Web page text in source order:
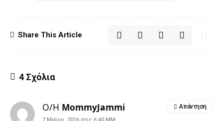
Share This Article
4 Σχόλια
Ο/Η MommyJammi
7 Μαΐου, 2016 στις 6:40 ΜΜ
Απάντηση